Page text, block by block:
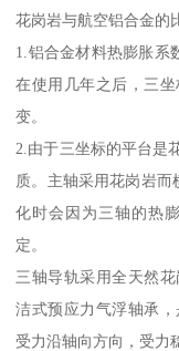
花岗岩与航空铝合金的
1.铝合金材料热膨胀系
在使用几年之后，三
变。
2.由于三坐标的平台是
质。主轴采用花岗岩
化时会因为三轴的热
定。
三轴导轨采用全天然
洁式预应力气浮轴承
受力沿轴向方向，受力